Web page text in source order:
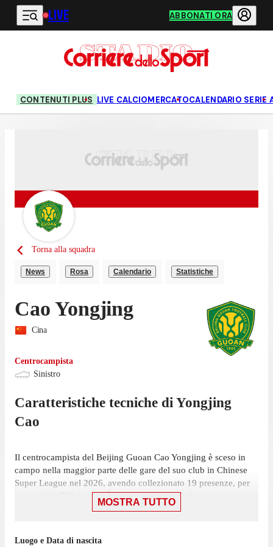
Vai al contenuto principale
LIVE ABBONATI ORA
CONTENUTI PLUS LIVE CALCIOMERCATOCALENDARIO SERIE
Torna alla squadra
News Rosa Calendario Statistiche
Cao Yongjing
Cina
Centrocampista
Sinistro
Caratteristiche tecniche di Yongjing
Cao
Il centrocampista del Beijing Guoan Cao Yongjing è sceso in
campo nella maggior parte delle gare del suo club in Chinese
Super League nel 2026, avendo collezionato 19 presenze, per
un totale di 793 minuti. É partito titolare in 7 di queste
presenze, su 21 giornate, ed è stato soprattutto utilizzato da
La sua ultima partita nella competizione è stata il 7 agosto,
MOSTRA TUTTO
Luogo e Data di nascita